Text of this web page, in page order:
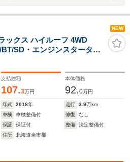
NEW
ックス ハイルーフ 4WD
SD・エンジンスタータ
支払総額
107.3万円
本体価格
92.0万円
年式 2018年 走行 3.9万km
車検
車検整備付 修復
なし
保証
保証付 整備
法定整備付
住所
北海道余市郡